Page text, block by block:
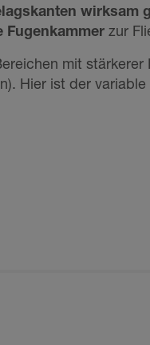
wirksam
Fugenkammer zur
mit
Hier ist der